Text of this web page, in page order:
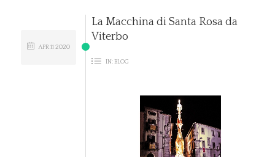
La Macchina di Santa Rosa da
Viterbo
IN: BLOG
APR11 2020